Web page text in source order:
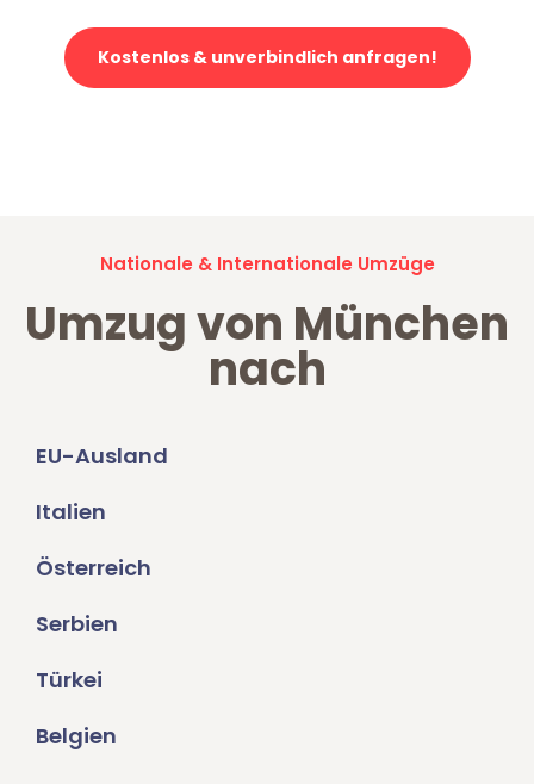
Kostenlos & unverbindlich anfragen!
Nationale & Internationale Umzüge
Umzug von München
nach
EU-Ausland
Italien
Österreich
Serbien
Türkei
Belgien